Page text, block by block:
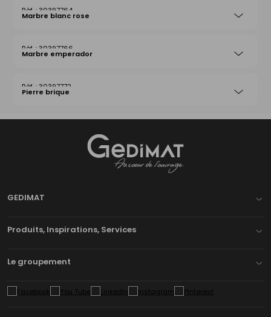
30397764
Marbre blanc rose
30397766
Marbre emperador
30397772
Pierre brique
GEDIMAT
Produits, Inspirations, Services
Le groupement